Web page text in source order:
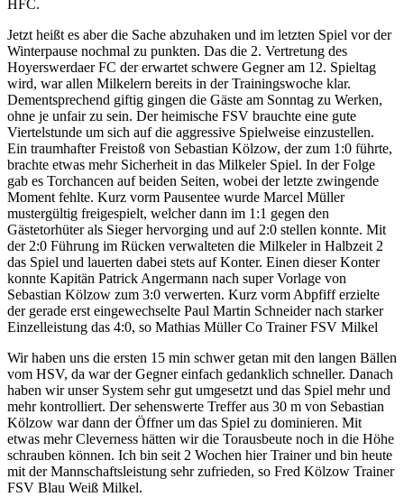
HFC.
Jetzt heißt es aber die Sache abzuhaken und im letzten Spiel vor der
Winterpause nochmal zu punkten. Das die 2. Vertretung des
Hoyerswerdaer FC der erwartet schwere Gegner am 12. Spieltag
wird, war allen Milkelern bereits in der Trainingswoche klar.
Dementsprechend giftig gingen die Gäste am Sonntag zu Werken,
ohne je unfair zu sein. Der heimische FSV brauchte eine gute
Viertelstunde um sich auf die aggressive Spielweise einzustellen.
Ein traumhafter Freistoß von Sebastian Kölzow, der zum 1:0 führte,
brachte etwas mehr Sicherheit in das Milkeler Spiel. In der Folge
gab es Torchancen auf beiden Seiten, wobei der letzte zwingende
Moment fehlte. Kurz vorm Pausentee wurde Marcel Müller
mustergültig freigespielt, welcher dann im 1:1 gegen den
Gästetorhüter als Sieger hervorging und auf 2:0 stellen konnte. Mit
der 2:0 Führung im Rücken verwalteten die Milkeler in Halbzeit 2
das Spiel und lauerten dabei stets auf Konter. Einen dieser Konter
konnte Kapitän Patrick Angermann nach super Vorlage von
Sebastian Kölzow zum 3:0 verwerten. Kurz vorm Abpfiff erzielte
der gerade erst eingewechselte Paul Martin Schneider nach starker
Einzelleistung das 4:0, so Mathias Müller Co Trainer FSV Milkel
Wir haben uns die ersten 15 min schwer getan mit den langen Bällen
vom HSV, da war der Gegner einfach gedanklich schneller. Danach
haben wir unser System sehr gut umgesetzt und das Spiel mehr und
mehr kontrolliert. Der sehenswerte Treffer aus 30 m von Sebastian
Kölzow war dann der Öffner um das Spiel zu dominieren. Mit
etwas mehr Cleverness hätten wir die Torausbeute noch in die Höhe
schrauben können. Ich bin seit 2 Wochen hier Trainer und bin heute
mit der Mannschaftsleistung sehr zufrieden, so Fred Kölzow Trainer
FSV Blau Weiß Milkel.